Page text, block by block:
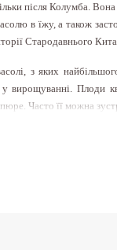
після Колумба.
в їжу, а також
Стародавнього
з яких
у вирощуванні. Плоди
Часто її можна
Центральної і